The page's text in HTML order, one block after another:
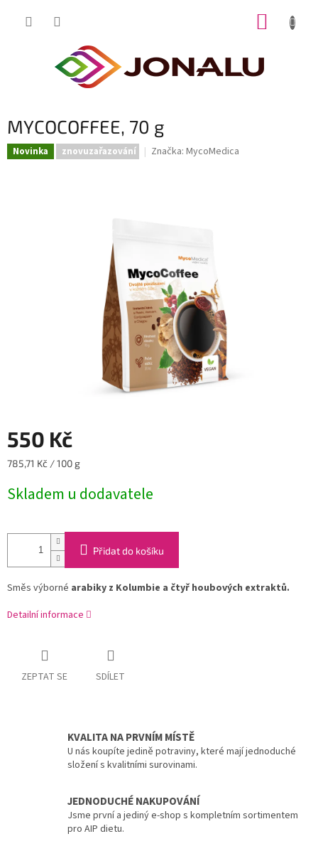
MYCOCOFFEE, 70 g
Novinka znovuzařazování Značka: MycoMedica
550 Kč
Měrná
785,71 Kč / 100 g
Skladem u dodavatele
Přidat do košíku
Směs výborné arabiky z Kolumbie a čtyř houbových extraktů.
Detailní informace
ZEPTAT SE SDÍLET
KVALITA NA PRVNÍM MÍSTĚ
U nás koupíte jedině potraviny, které mají jednoduché
složení s kvalitními surovinami.
JEDNODUCHÉ NAKUPOVÁNÍ
Jsme první a jediný e-shop s kompletním sortimentem
pro AIP dietu.